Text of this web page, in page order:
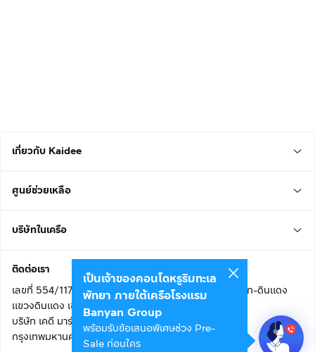
เกี่ยวกับ Kaidee
ศูนย์ช่วยเหลือ
บริษัทในเครือ
ติดต่อเรา
เลขที่ 554/117 อาคารสกายไนน์ เซ็นเตอร์ ชั้น 22 ถนนอโศก-ดินแดง
แขวงดินแดง เขตดินแดง
บริษัท เคดี มาร์เก็ตเพลส จำกัด (สำนักงานใหญ่)
กรุงเทพมหานคร 10400
เป็นเจ้าของคอนโดหรูริมทะเล
พัทยา ภายใต้เครือโรงแรม
Banyan Group
พร้อมรับข้อเสนอพิเศษช่วง Pre-
Sale ก่อนใคร